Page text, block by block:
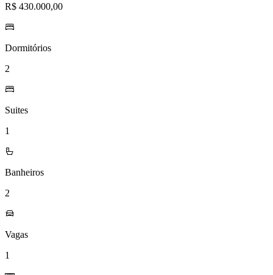
R$ 430.000,00
Dormitórios
2
Suites
1
Banheiros
2
Vagas
1